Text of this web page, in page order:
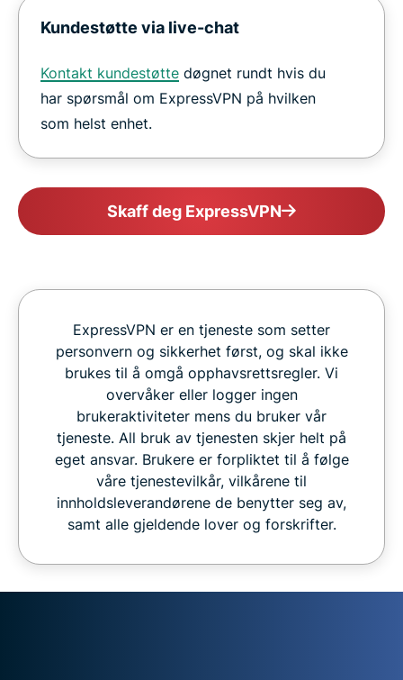
Kundestøtte via live-chat
Kontakt kundestøtte døgnet rundt hvis du
har spørsmål om ExpressVPN på hvilken
som helst enhet.
Skaff deg ExpressVPN
ExpressVPN er en tjeneste som setter
personvern og sikkerhet først, og skal ikke
brukes til å omgå opphavsrettsregler. Vi
overvåker eller logger ingen
brukeraktiviteter mens du bruker vår
tjeneste. All bruk av tjenesten skjer helt på
eget ansvar. Brukere er forpliktet til å følge
våre tjenestevilkår, vilkårene til
innholdsleverandørene de benytter seg av,
samt alle gjeldende lover og forskrifter.